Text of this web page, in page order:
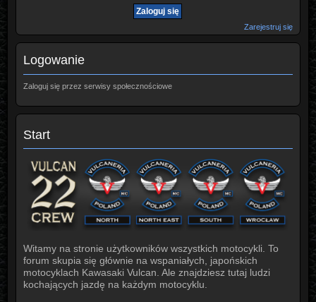
Start
Witamy na stronie użytkowników wszystkich motocykli. To
forum skupia się głównie na wspaniałych, japońskich
motocyklach Kawasaki Vulcan. Ale znajdziesz tutaj ludzi
kochających jazdę na każdym motocyklu.
Zarejestruj się
Logowanie
Zaloguj się przez serwisy społecznościowe